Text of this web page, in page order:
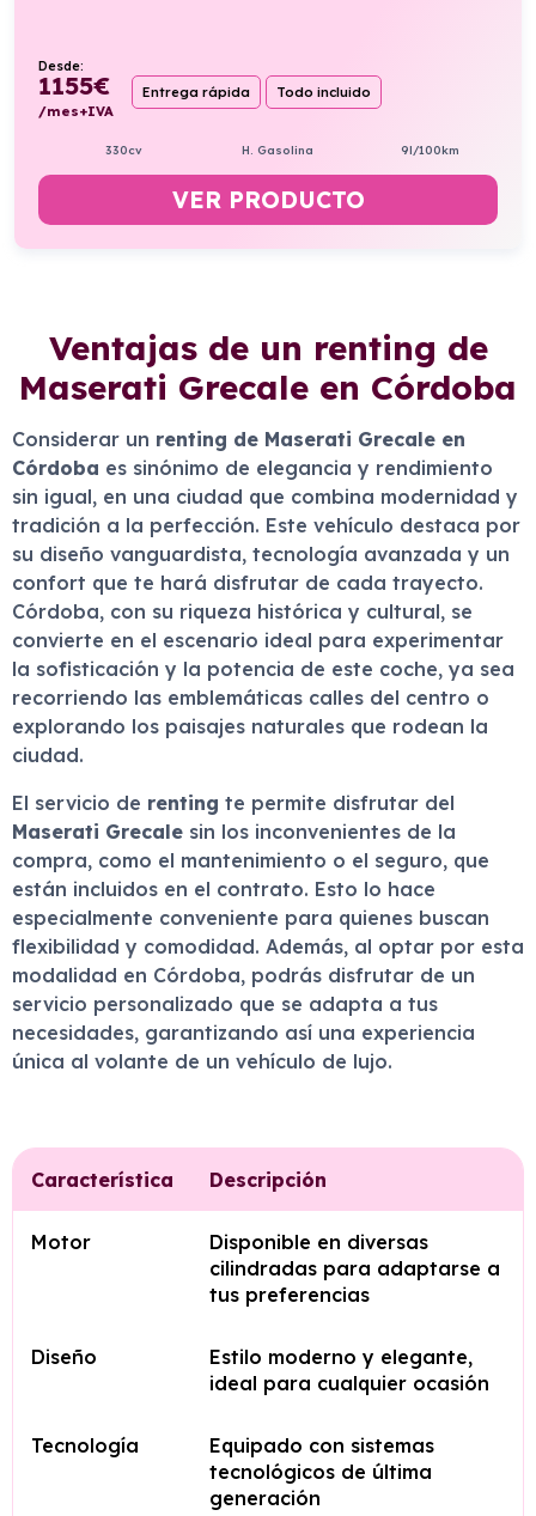
Desde:
1155€
/mes+IVA
Entrega rápida Todo incluido
330cv H. Gasolina 9l/100km
VER PRODUCTO
Ventajas de un renting de
Maserati Grecale en Córdoba
Considerar un renting de Maserati Grecale en
Córdoba es sinónimo de elegancia y rendimiento
sin igual, en una ciudad que combina modernidad y
tradición a la perfección. Este vehículo destaca por
su diseño vanguardista, tecnología avanzada y un
confort que te hará disfrutar de cada trayecto.
Córdoba, con su riqueza histórica y cultural, se
convierte en el escenario ideal para experimentar
la sofisticación y la potencia de este coche, ya sea
recorriendo las emblemáticas calles del centro o
explorando los paisajes naturales que rodean la
ciudad.
El servicio de renting te permite disfrutar del
Maserati Grecale sin los inconvenientes de la
compra, como el mantenimiento o el seguro, que
están incluidos en el contrato. Esto lo hace
especialmente conveniente para quienes buscan
flexibilidad y comodidad. Además, al optar por esta
modalidad en Córdoba, podrás disfrutar de un
servicio personalizado que se adapta a tus
necesidades, garantizando así una experiencia
única al volante de un vehículo de lujo.
Característica Descripción
Motor
Disponible en diversas
cilindradas para adaptarse a
tus preferencias
Diseño
Estilo moderno y elegante,
ideal para cualquier ocasión
Tecnología
Equipado con sistemas
tecnológicos de última
generación